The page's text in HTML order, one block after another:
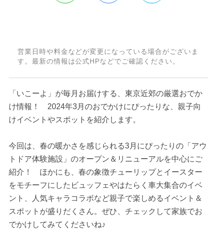
営業日時や料金などが変更になっている場合がございま
す。最新の情報は公式HPなどでご確認ください。
「いこーよ」が毎月お届けする、東京近郊の厳選おでか
け情報！ 2024年3月のおでかけにぴったりな、親子向
けイベントやスポットを紹介します。
今回は、春の暖かさを感じられる3月にぴったりの「アウ
トドア体験施設」のオープン＆リニューアルを中心にご
紹介！ ほかにも、春の象徴チューリップとイースター
をモチーフにしたビュッフェやはたらく車大集合のイベ
ント、人気キャラコラボなど親子で楽しめるイベント＆
スポットが盛りだくさん。ぜひ、チェックして家族でお
でかけしてみてくださいね♪